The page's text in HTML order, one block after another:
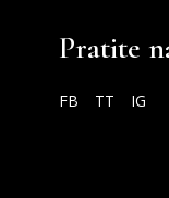
Pratite
FB TT IG